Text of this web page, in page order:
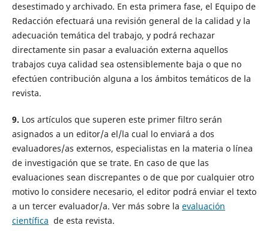
desestimado y archivado. En esta primera fase, el Equipo de
Redacción efectuará una revisión general de la calidad y la
adecuación temática del trabajo, y podrá rechazar
directamente sin pasar a evaluación externa aquellos
trabajos cuya calidad sea ostensiblemente baja o que no
efectúen contribución alguna a los ámbitos temáticos de la
revista.
9. Los artículos que superen este primer filtro serán
asignados a un editor/a el/la cual lo enviará a dos
evaluadores/as externos, especialistas en la materia o línea
de investigación que se trate. En caso de que las
evaluaciones sean discrepantes o de que por cualquier otro
motivo lo considere necesario, el editor podrá enviar el texto
a un tercer evaluador/a. Ver más sobre la evaluación
científica de esta revista.